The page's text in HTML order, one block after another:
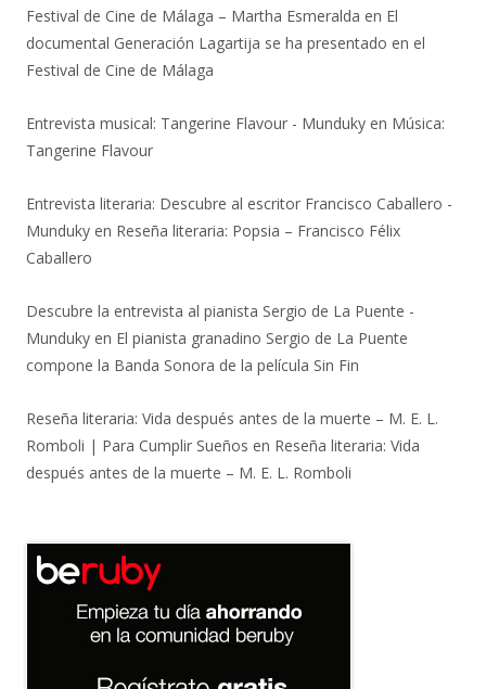
Festival de Cine de Málaga – Martha Esmeralda en El
documental Generación Lagartija se ha presentado en el
Festival de Cine de Málaga
Entrevista musical: Tangerine Flavour - Munduky en Música:
Tangerine Flavour
Entrevista literaria: Descubre al escritor Francisco Caballero -
Munduky en Reseña literaria: Popsia – Francisco Félix
Caballero
Descubre la entrevista al pianista Sergio de La Puente -
Munduky en El pianista granadino Sergio de La Puente
compone la Banda Sonora de la película Sin Fin
Reseña literaria: Vida después antes de la muerte – M. E. L.
Romboli | Para Cumplir Sueños en Reseña literaria: Vida
después antes de la muerte – M. E. L. Romboli